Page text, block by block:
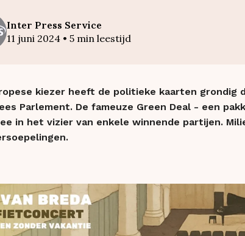
Inter Press Service
11 juni 2024 • 5 min leestijd
kiezer heeft de politieke kaarten grondig
Parlement. De fameuze Green Deal - een
in het vizier van enkele winnende partijen.